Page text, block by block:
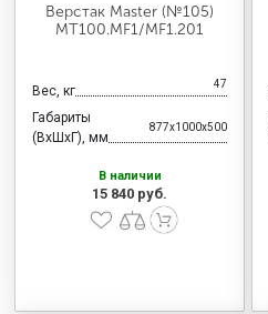
Верстак Master (№105)
MT100.MF1/MF1.201
Вес, кг 47
Габариты
(ВхШхГ), мм
877x1000x500
В наличии
15 840 руб.